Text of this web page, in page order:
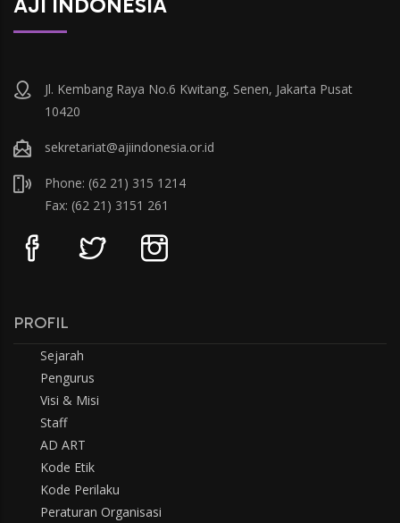
Jl. Kembang Raya No.6 Kwitang, Senen, Jakarta Pusat
10420
sekretariat@ajiindonesia.or.id
Phone: (62 21) 315 1214
Fax: (62 21) 3151 261
PROFIL
Sejarah
Pengurus
Visi & Misi
Staff
AD ART
Kode Etik
Kode Perilaku
Peraturan Organisasi